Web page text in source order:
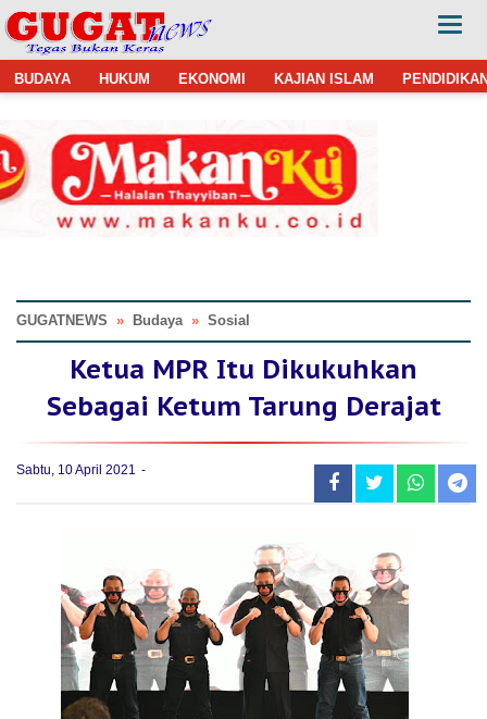
BUDAYA HUKUM EKONOMI KAJIAN ISLAM
GUGATNEWS » Budaya » Sosial
Ketua MPR Itu Dikukuhkan
Sebagai Ketum Tarung Derajat
Sabtu, 10 April 2021